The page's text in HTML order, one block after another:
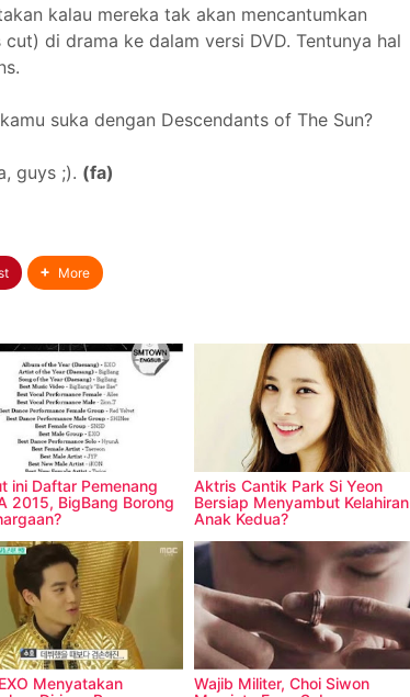
kalau mereka tak akan mencantumkan
di drama ke dalam versi DVD. Tentunya hal
suka dengan Descendants of The Sun?
guys ;). (fa)
More
ini Daftar Pemenang
2015, BigBang Borong
Aktris Cantik Park Si Yeon
Bersiap Menyambut Kelahiran
Anak Kedua?
Menyatakan
Wajib Militer, Choi Siwon